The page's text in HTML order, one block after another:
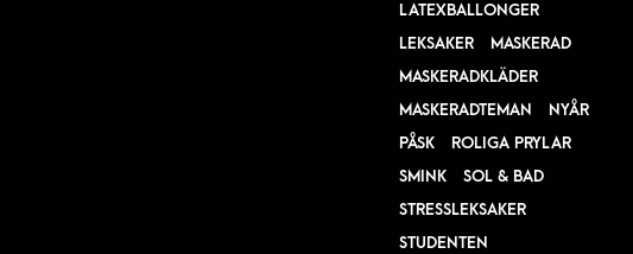
LATEXBALLONGER
LEKSAKER
MASKERAD
MASKERADKLÄDER
MASKERADTEMAN
NYÅR
PÅSK
ROLIGA PRYLAR
SMINK
SOL & BAD
STRESSLEKSAKER
STUDENTEN